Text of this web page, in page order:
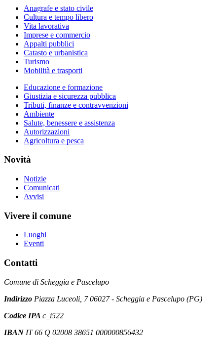
Anagrafe e stato civile
Cultura e tempo libero
Vita lavorativa
Imprese e commercio
Appalti pubblici
Catasto e urbanistica
Turismo
Mobilità e trasporti
Educazione e formazione
Giustizia e sicurezza pubblica
Tributi, finanze e contravvenzioni
Ambiente
Salute, benessere e assistenza
Autorizzazioni
Agricoltura e pesca
Novità
Notizie
Comunicati
Avvisi
Vivere il comune
Luoghi
Eventi
Contatti
Comune di Scheggia e Pascelupo
Indirizzo Piazza Luceoli, 7 06027 - Scheggia e Pascelupo (PG)
Codice IPA c_i522
IBAN IT 66 Q 02008 38651 000000856432